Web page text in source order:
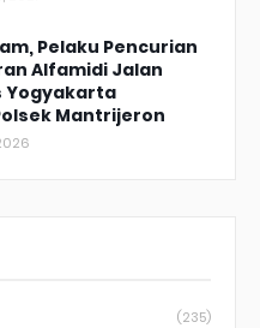
Pelaku Pencurian
Alfamidi Jalan
Yogyakarta
Mantrijeron
(235)